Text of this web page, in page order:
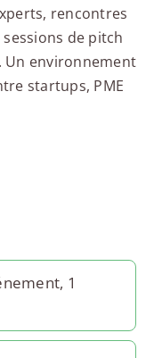
rencontres
de pitch
Un environnement
startups, PME
1